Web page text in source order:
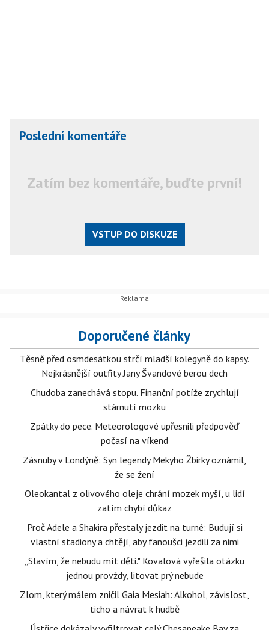
Poslední komentáře
Zatím bez komentáře, buďte první!
VSTUP DO DISKUZE
Doporučené články
Těsně před osmdesátkou strčí mladší kolegyně do kapsy.
Nejkrásnější outfity Jany Švandové berou dech
Chudoba zanechává stopu. Finanční potíže zrychlují
stárnutí mozku
Zpátky do pece. Meteorologové upřesnili předpověď
počasí na víkend
Zásnuby v Londýně: Syn legendy Mekyho Žbirky oznámil,
že se žení
Oleokantal z olivového oleje chrání mozek myší, u lidí
zatím chybí důkaz
Proč Adele a Shakira přestaly jezdit na turné: Budují si
vlastní stadiony a chtějí, aby fanoušci jezdili za nimi
„Slavím, že nebudu mít děti." Kovalová vyřešila otázku
jednou provždy, litovat prý nebude
Zlom, který málem zničil Gaia Mesiah: Alkohol, závislost,
ticho a návrat k hudbě